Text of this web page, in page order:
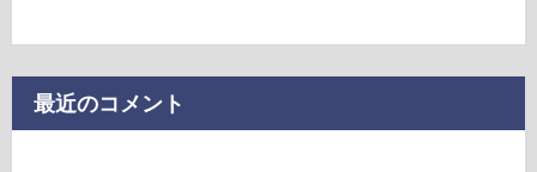
最近のコメント